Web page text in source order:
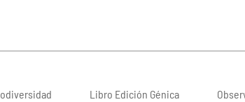
Libro Edición Génica